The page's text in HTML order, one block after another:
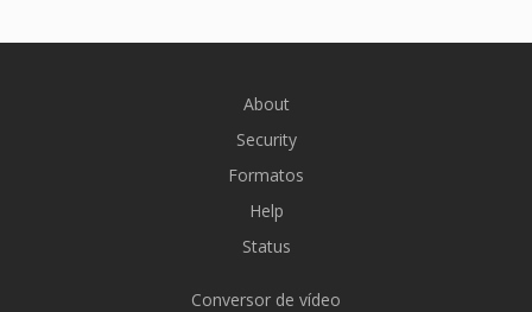
About
Security
Formatos
Help
Status
Conversor de vídeo